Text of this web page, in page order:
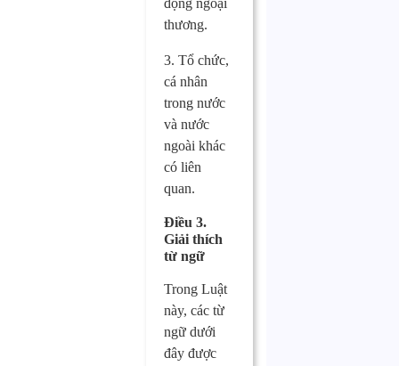
động ngoại
thương.
3. Tổ chức,
cá nhân
trong nước
và nước
ngoài khác
có liên
quan.
Điều 3.
Giải thích
từ ngữ
Trong Luật
này, các từ
ngữ dưới
đây được